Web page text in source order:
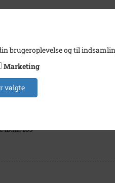
lb.nr. 159
brugeroplevelse og til
Marketing
valgte